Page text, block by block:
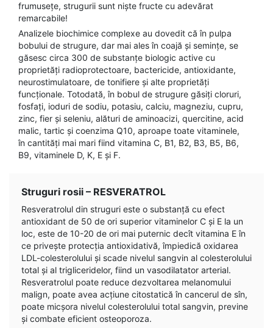
frumuseţe, strugurii sunt nişte fructe cu adevărat
remarcabile!
Analizele biochimice complexe au dovedit că în pulpa
bobului de strugure, dar mai ales în coajă şi seminţe, se
găsesc circa 300 de substanţe biologic active cu
proprietăţi radioprotectoare, bactericide, antioxidante,
neurostimulatoare, de tonifiere şi alte proprietăţi
funcţionale. Totodată, în bobul de strugure găsiți cloruri,
fosfaţi, ioduri de sodiu, potasiu, calciu, magneziu, cupru,
zinc, fier şi seleniu, alături de aminoacizi, quercitine, acid
malic, tartic şi coenzima Q10, aproape toate vitaminele,
în cantităţi mai mari fiind vitamina C, B1, B2, B3, B5, B6,
B9, vitaminele D, K, E şi F.
Struguri rosii – RESVERATROL
Resveratrolul din struguri este o substanţă cu efect
antioxidant de 50 de ori superior vitaminelor C și E la un
loc, este de 10-20 de ori mai puternic decît vitamina E în
ce privește protecția antioxidativă, împiedică oxidarea
LDL-colesterolului și scade nivelul sangvin al colesterolului
total și al trigliceridelor, fiind un vasodilatator arterial.
Resveratrolul poate reduce dezvoltarea melanomului
malign, poate avea acțiune citostatică în cancerul de sîn,
poate micșora nivelul colesterolului total sangvin, previne
și combate eficient osteoporoza.